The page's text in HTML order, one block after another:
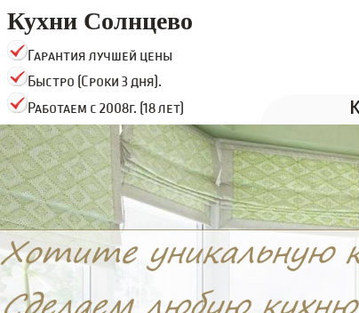
Кухни Солнцево
Гарантия лучшей цены
Быстро (Сроки 3 дня).
Работаем с 2008г. (18 лет)